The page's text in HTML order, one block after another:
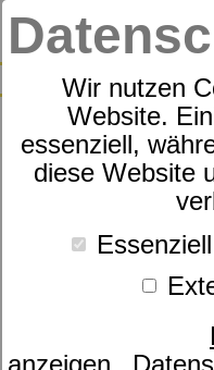
Wir nutzen
Website.
essenziell,
diese Website
Essenziell